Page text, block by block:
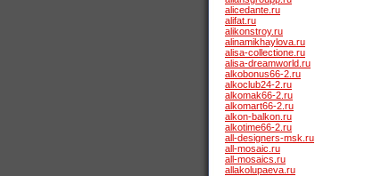
alicedante.ru
alifat.ru
alikonstroy.ru
alinamikhaylova.ru
alisa-collectione.ru
alisa-dreamworld.ru
alkobonus66-2.ru
alkoclub24-2.ru
alkomak66-2.ru
alkomart66-2.ru
alkon-balkon.ru
alkotime66-2.ru
all-designers-msk.ru
all-mosaic.ru
all-mosaics.ru
allakolupaeva.ru